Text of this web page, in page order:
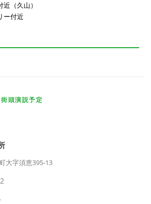
近（久山）
ー付近
街頭演説予定
大字須恵395-13